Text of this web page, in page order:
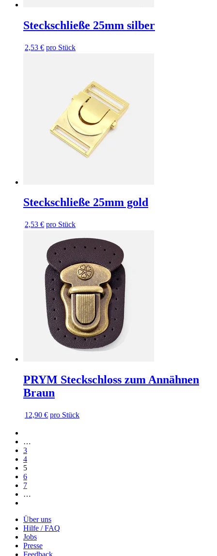
Steckschließe 25mm silber
2,53 € pro Stück
Steckschließe 25mm gold
2,53 € pro Stück
PRYM Steckschloss zum Annähnen
Braun
12,90 € pro Stück
Seite
Seite
…
Seite
3
Seite
4
5
Seite
6
Seite
7
…
Über uns
Hilfe / FAQ
Jobs
Presse